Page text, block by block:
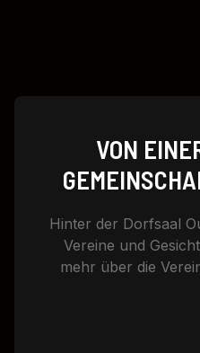
VON
Hinter der Dorfsaal
Vereine und
mehr über die